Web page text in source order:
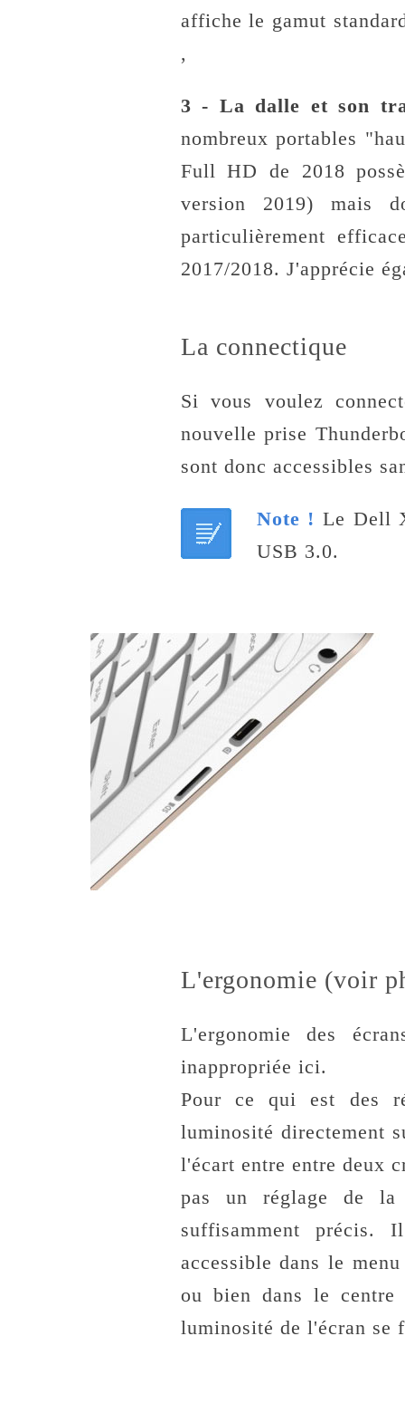
affiche le gamut
,
3 - La dalle et son
nombreux portables
Full HD de 2018
version 2019) mais
particulièrement
2017/2018. J'apprécie
La connectique
Si vous voulez
nouvelle prise
sont donc accessibles
Note ! Le Dell
USB 3.0.
L'ergonomie (voir
L'ergonomie des
inappropriée ici.
Pour ce qui est des
luminosité directement
l'écart entre entre deux
pas un réglage de la
suffisamment précis.
accessible dans le
ou bien dans le
luminosité de l'écran se